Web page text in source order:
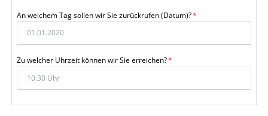
Pflichtfeld
An welchem Tag sollen wir Sie zurückrufen (Datum)?*
Pflichtfeld
Zu welcher Uhrzeit können wir Sie erreichen?*